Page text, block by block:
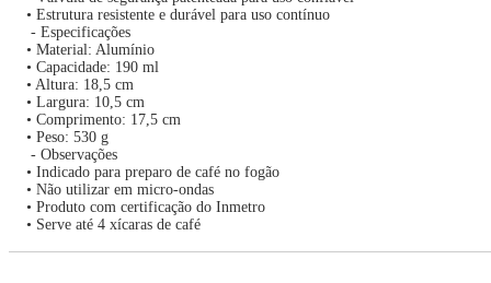
• Estrutura resistente e durável para uso contínuo
- Especificações
• Material: Alumínio
• Capacidade: 190 ml
• Altura: 18,5 cm
• Largura: 10,5 cm
• Comprimento: 17,5 cm
• Peso: 530 g
- Observações
• Indicado para preparo de café no fogão
• Não utilizar em micro-ondas
• Produto com certificação do Inmetro
• Serve até 4 xícaras de café